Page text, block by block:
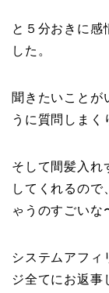
と５分おきに感
した。
聞きたいことが
うに質問しまく
そして間髪入れ
してくれるので
ゃうのすごいな
システムアフィ
ジ全てにお返事